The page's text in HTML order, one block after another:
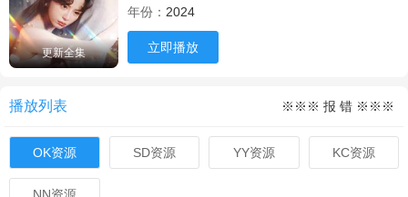
更新全集
年份： 2024
立即播放
播放列表 ※※※ 报 错 ※※※
OK资源 SD资源 YY资源 KC资源